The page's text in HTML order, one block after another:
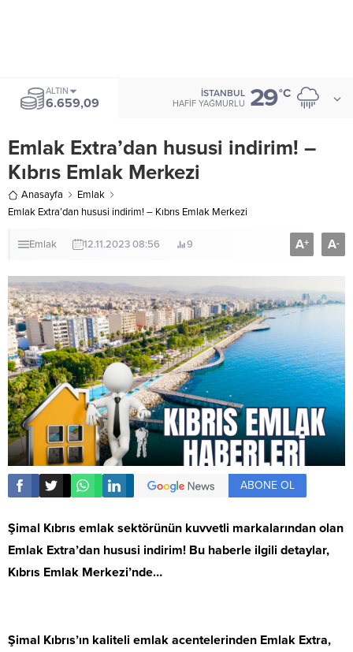
ALTIN
6.659,09
İSTANBUL
HAFIF YAĞMURLU 29°C
Emlak Extra’dan hususi indirim! –
Kıbrıs Emlak Merkezi
Anasayfa
Emlak
Emlak Extra’dan hususi indirim! – Kıbrıs Emlak Merkezi
Emlak 12.11.2023 08:56 9 A+ A-
ABONE OL
Şimal Kıbrıs emlak sektörünün kuvvetli markalarından olan
Emlak Extra’dan hususi indirim! Bu haberle ilgili detaylar,
Kıbrıs Emlak Merkezi’nde…
Şimal Kıbrıs’ın kaliteli emlak acentelerinden Emlak Extra,